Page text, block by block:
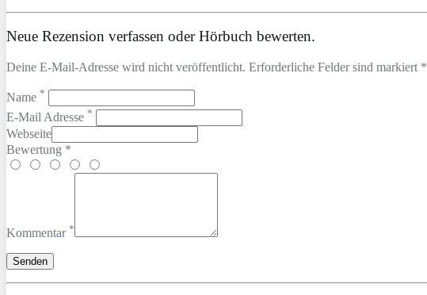
Neue Rezension verfassen oder Hörbuch bewerten.
Deine E-Mail-Adresse wird nicht veröffentlicht. Erforderliche Felder sind markiert *
Name *
E-Mail Adresse *
Webseite
Bewertung *
Kommentar *